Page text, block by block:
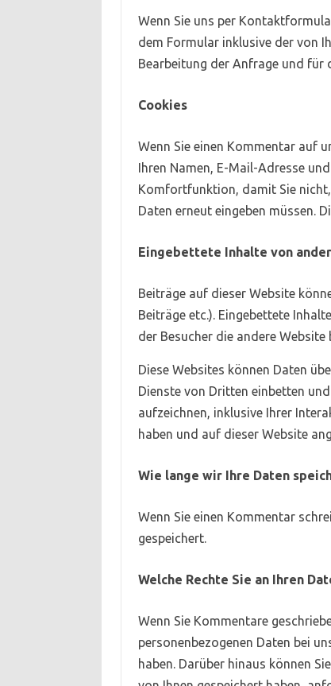
Wenn Sie uns per
dem Formular inklusive der von
Bearbeitung der Anfrage und für
Cookies
Wenn Sie einen Kommentar auf
Ihren Namen, E-Mail-Adresse
Komfortfunktion, damit Sie nicht,
Daten erneut eingeben müssen.
Eingebettete Inhalte von
Beiträge auf dieser Website
Beiträge etc.). Eingebettete
der Besucher die andere Website
Diese Websites können Daten
Dienste von Dritten einbetten
aufzeichnen, inklusive Ihrer
haben und auf dieser Website
Wie lange wir Ihre Daten
Wenn Sie einen Kommentar
gespeichert.
Welche Rechte Sie an Ihren
Wenn Sie Kommentare
personenbezogenen Daten bei
haben. Darüber hinaus können